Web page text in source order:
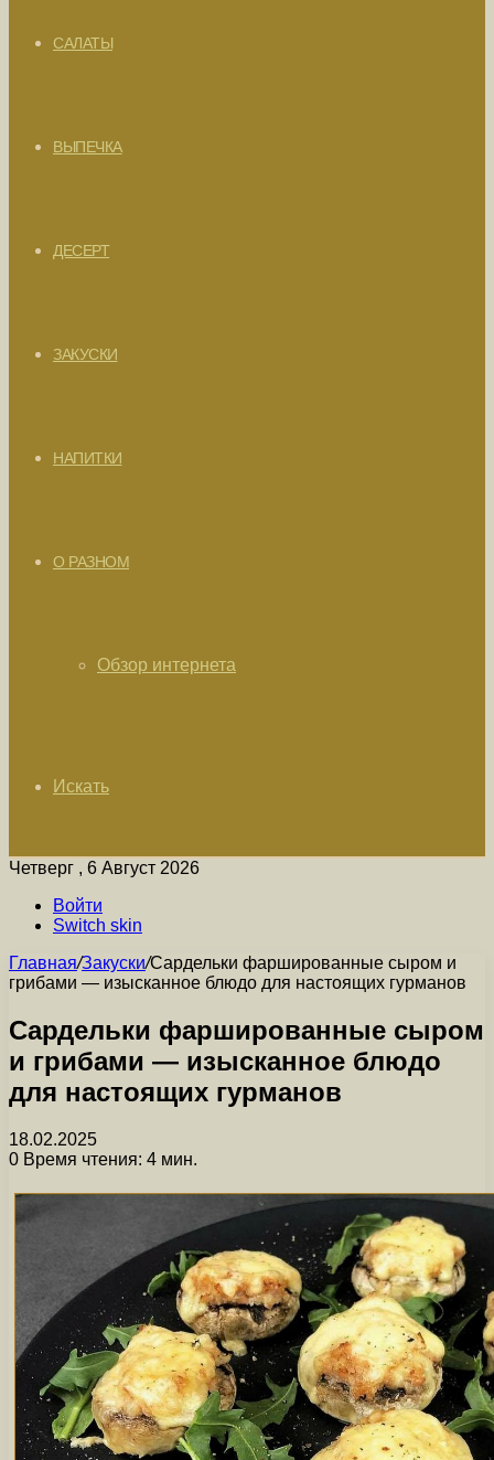
САЛАТЫ
ВЫПЕЧКА
ДЕСЕРТ
ЗАКУСКИ
НАПИТКИ
О РАЗНОМ
Обзор интернета
Искать
Четверг , 6 Август 2026
Войти
Switch skin
Главная/Закуски/Сардельки фаршированные сыром и
грибами — изысканное блюдо для настоящих гурманов
Сардельки фаршированные сыром
и грибами — изысканное блюдо
для настоящих гурманов
18.02.2025
0 Время чтения: 4 мин.